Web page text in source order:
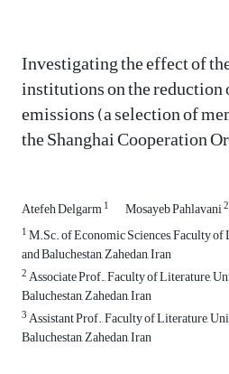
Investigating the effect of
institutions on the
emissions (a selection of
the Shanghai Cooperation
Atefeh Delgarm1 Mosayeb Pahlavani2
1M.Sc. of Economic Sciences, Faculty
and Baluchestan, Zahedan, Iran
2Associate Prof., Faculty of Literature,
Baluchestan, Zahedan, Iran
3Assistant Prof., Faculty of Literature,
Baluchestan, Zahedan, Iran